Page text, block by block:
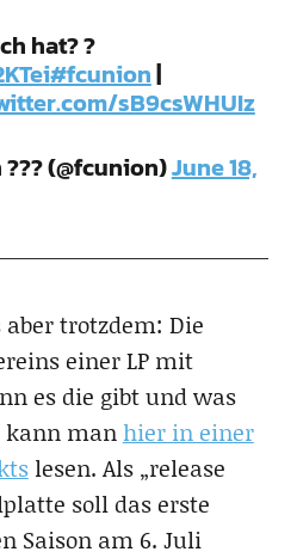
hat? ?
#fcunion|
sB9csWHUIz
??? (@fcunion)June 18,
aber trotzdem: Die
einer LP mit
es die gibt und was
kann manhier in einer
lesen. Als „release
soll das erste
Saison am 6. Juli